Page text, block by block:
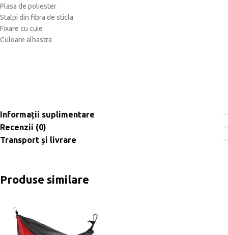
Plasa de poliester
Stalpi din fibra de sticla
Fixare cu cuie
Culoare albastra
Informații suplimentare
Recenzii (0)
Transport și livrare
Produse similare